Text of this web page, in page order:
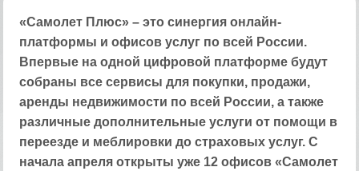
«Самолет Плюс» – это синергия онлайн-
платформы и офисов услуг по всей России.
Впервые на одной цифровой платформе будут
собраны все сервисы для покупки, продажи,
аренды недвижимости по всей России, а также
различные дополнительные услуги от помощи в
переезде и меблировки до страховых услуг. С
начала апреля открыты уже 12 офисов «Самолет